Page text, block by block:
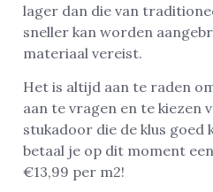
lager dan die van
sneller kan worden
materiaal vereist.
Het is altijd aan te raden
aan te vragen en te kiezen
stukadoor die de klus goed
betaal je op dit moment
€13,99 per m2!